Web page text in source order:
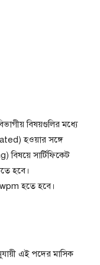
বিষয়গুলির মধ্যে
হওয়ার সঙ্গে
সার্টিফিকেট
হবে।
হতে হবে।
এই পদের মাসিক